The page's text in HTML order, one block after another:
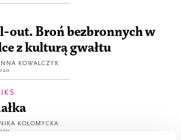
out. Broń bezbronnych w
z kulturą gwałtu
KOWALCZYK
KOŁOMYCKA